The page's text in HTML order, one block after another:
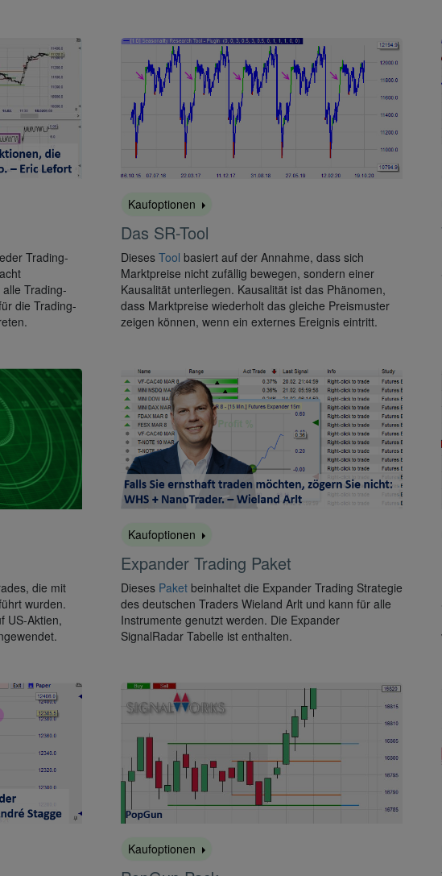
Trading-
Trading-
die Trading-
Kaufoptionen
Das SR-Tool
Dieses Tool basiert auf der Annahme, dass sich
Marktpreise nicht zufällig bewegen, sondern einer
Kausalität unterliegen. Kausalität ist das Phänomen,
dass Marktpreise wiederholt das gleiche Preismuster
zeigen können, wenn ein externes Ereignis eintritt.
die mit
wurden.
US-Aktien,
Kaufoptionen
Expander Trading Paket
Dieses Paket beinhaltet die Expander Trading Strategie
des deutschen Traders Wieland Arlt und kann für alle
Instrumente genutzt werden. Die Expander
SignalRadar Tabelle ist enthalten.
Kaufoptionen